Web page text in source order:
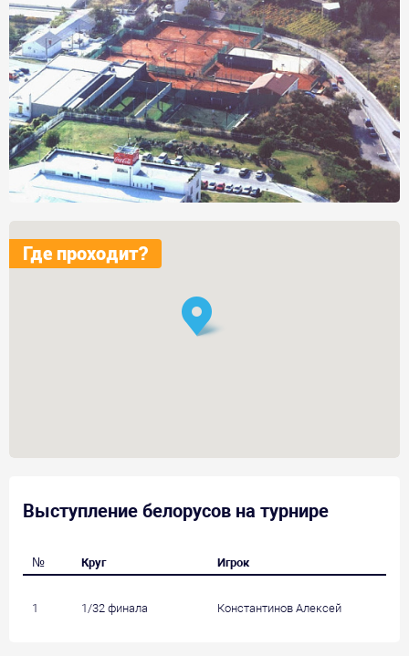
Где проходит?
Выступление белорусов на турнире
№ Круг Игрок
1 1/32 финала Константинов Алексей